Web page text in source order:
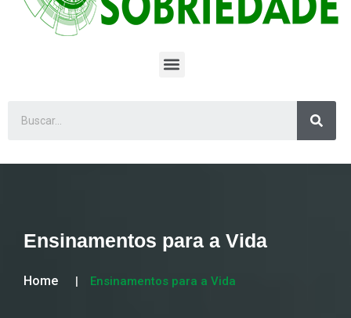
Ensinamentos para a Vida
Home Ensinamentos para a Vida